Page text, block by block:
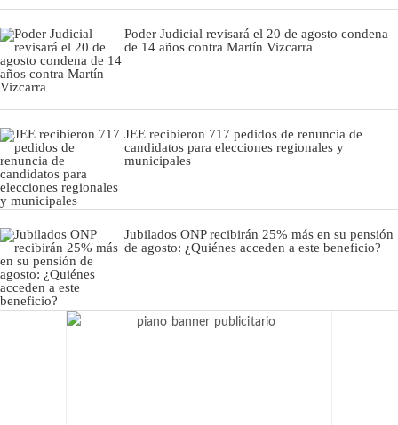
Poder Judicial revisará el 20 de agosto condena
de 14 años contra Martín Vizcarra
JEE recibieron 717 pedidos de renuncia de
candidatos para elecciones regionales y
municipales
Jubilados ONP recibirán 25% más en su pensión
de agosto: ¿Quiénes acceden a este beneficio?